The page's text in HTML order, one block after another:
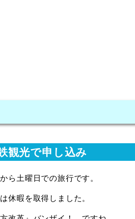
観光で申し込み
ら土曜日での旅行です。
休暇を取得しました。